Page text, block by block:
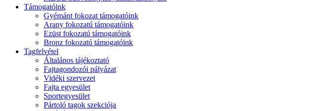
Támogatóink
Gyémánt fokozat támogatóink
Arany fokozatú támogatóink
Ezüst fokozatú támogatóink
Bronz fokozatú támogatóink
Tagfelvétel
Általános tájékoztató
Fajtagondozói pályázat
Vidéki szervezet
Fajta egyesület
Sportegyesület
Pártoló tagok szekciója